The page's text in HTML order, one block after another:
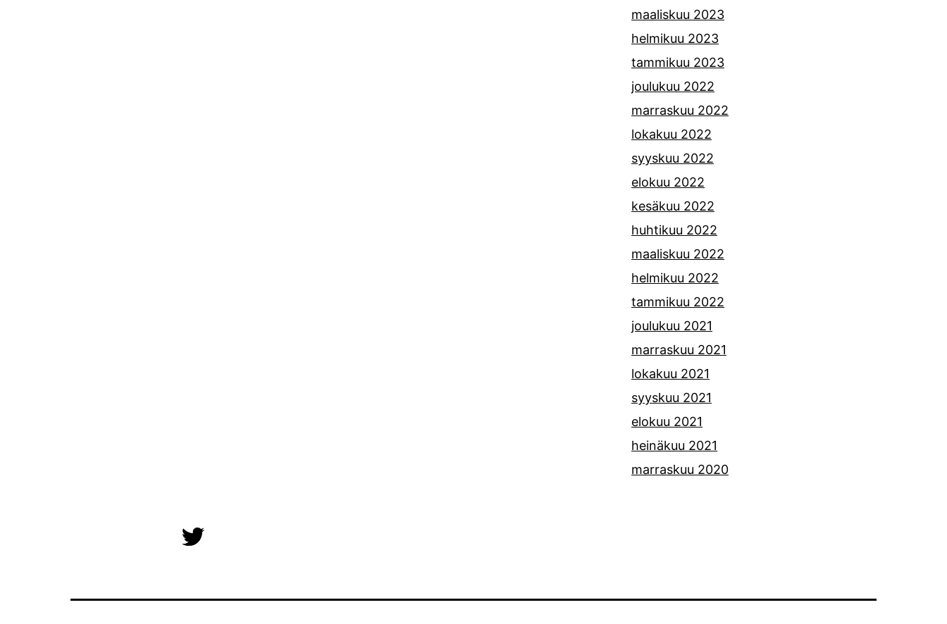
maaliskuu 2023
helmikuu 2023
tammikuu 2023
joulukuu 2022
marraskuu 2022
lokakuu 2022
syyskuu 2022
elokuu 2022
kesäkuu 2022
huhtikuu 2022
maaliskuu 2022
helmikuu 2022
tammikuu 2022
joulukuu 2021
marraskuu 2021
lokakuu 2021
syyskuu 2021
elokuu 2021
heinäkuu 2021
marraskuu 2020